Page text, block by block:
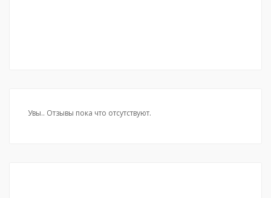
Увы.. Отзывы пока что отсутствуют.